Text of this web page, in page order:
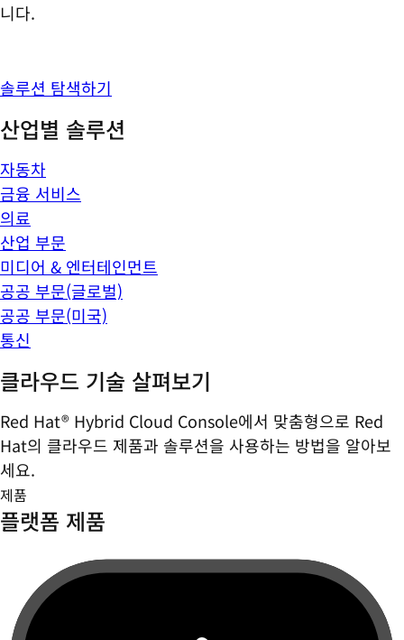
니다.
솔루션 탐색하기
산업별 솔루션
자동차
금융 서비스
의료
산업 부문
미디어 & 엔터테인먼트
공공 부문(글로벌)
공공 부문(미국)
통신
클라우드 기술 살펴보기
Red Hat® Hybrid Cloud Console에서 맞춤형으로 Red
Hat의 클라우드 제품과 솔루션을 사용하는 방법을 알아보
세요.
제품
플랫폼 제품